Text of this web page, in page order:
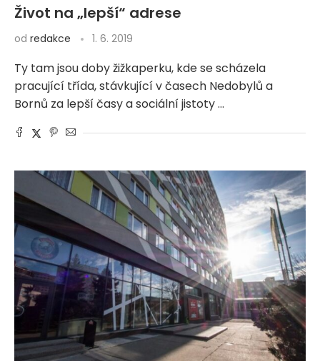
Život na „lepší“ adrese
od redakce 1. 6. 2019
Ty tam jsou doby žižkaperku, kde se scházela
pracující třída, stávkující v časech Nedobylů a
Bornů za lepší časy a sociální jistoty …